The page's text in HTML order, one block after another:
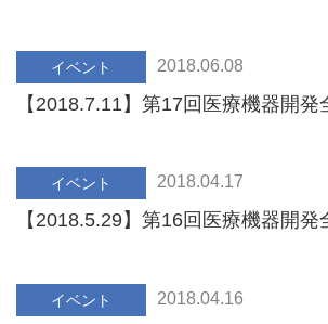
イベント 2018.06.08
【2018.7.11】第17回医療機器開発
イベント 2018.04.17
【2018.5.29】第16回医療機器開
イベント 2018.04.16